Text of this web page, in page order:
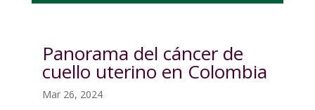
Panorama del cáncer de
cuello uterino en Colombia
Mar 26, 2024